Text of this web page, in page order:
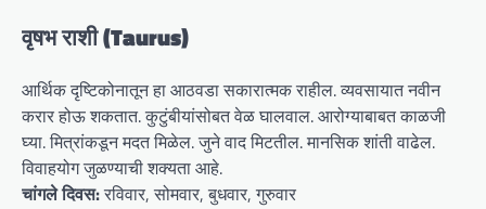
वृषभ राशी (Taurus)
आर्थिक दृष्टिकोनातून हा आठवडा सकारात्मक राहील. व्यवसायात नवीन
करार होऊ शकतात. कुटुंबीयांसोबत वेळ घालवाल. आरोग्याबाबत काळजी
घ्या. मित्रांकडून मदत मिळेल. जुने वाद मिटतील. मानसिक शांती वाढेल.
विवाहयोग जुळण्याची शक्यता आहे.
चांगले दिवस:रविवार, सोमवार, बुधवार, गुरुवार